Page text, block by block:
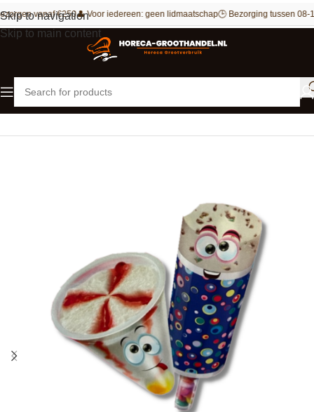
Skip to navigation
Skip to main content
vanaf €250👤 Voor iedereen: geen lidmaatschap🕒 Bezorging tussen 08-
Home IJs Handijsjes